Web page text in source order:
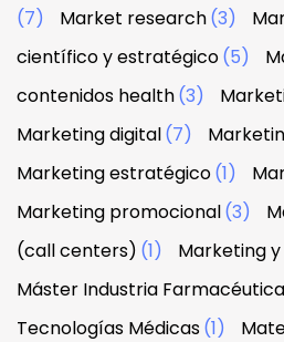
(7)
Market research(3)
científico y estratégico(5)
contenidos health(3)
Marketing digital(7)
Marketing estratégico(1)
Marketing promocional(3)
(call centers) (1) Marketing
Máster Industria Farmacéutica
Tecnologías Médicas(1)